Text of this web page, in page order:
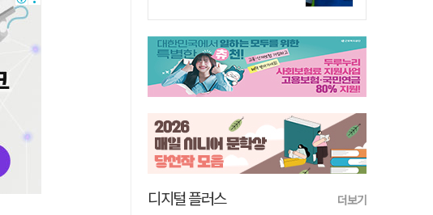
디지털 플러스 더보기